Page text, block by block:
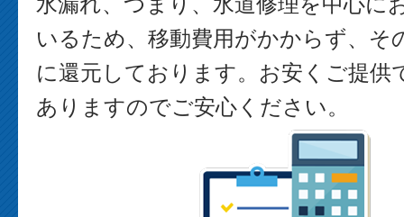
いるため、移動費用がかからず、そ
に還元しております。お安くご提供
ありますのでご安心ください。